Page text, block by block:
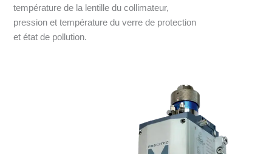
température de la lentille du collimateur,
pression et température du verre de protection
et état de pollution.